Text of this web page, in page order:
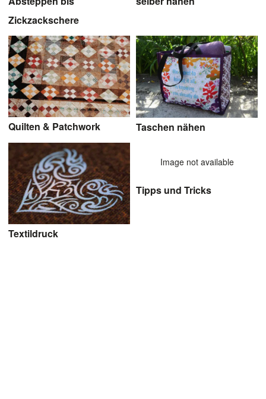
Zickzackschere
Quilten & Patchwork Taschen nähen
Textildruck
Image not available
Tipps und Tricks